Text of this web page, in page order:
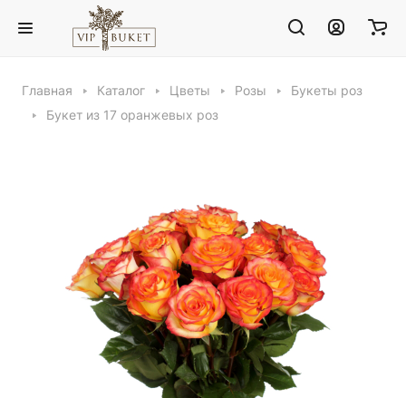
Главная Каталог Цветы Розы
Букеты роз
Букет из 17 оранжевых роз